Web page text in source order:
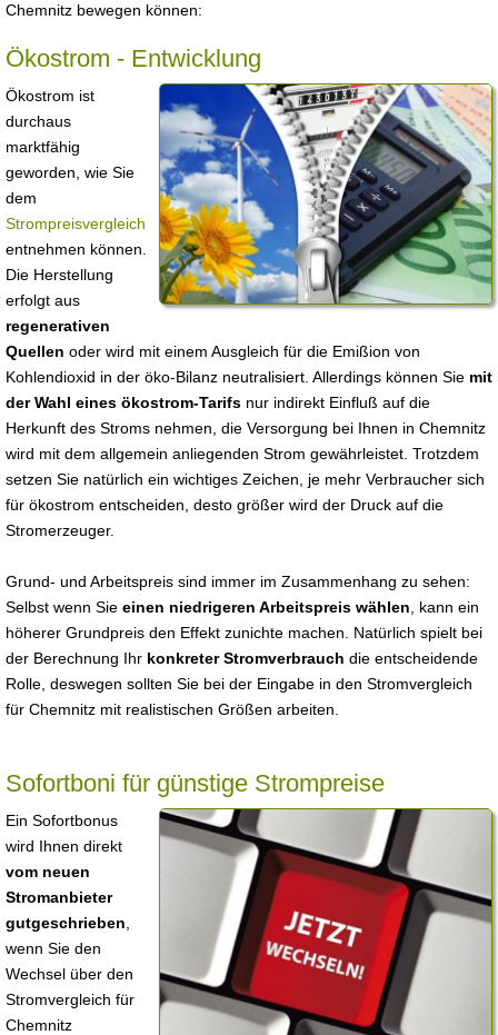
Chemnitz bewegen können:
Ökostrom - Entwicklung
Ökostrom ist
durchaus
marktfähig
geworden, wie Sie
dem
Strompreisvergleich
entnehmen können.
Die Herstellung
erfolgt aus
regenerativen
Quellen oder wird mit einem Ausgleich für die Emißion von
Kohlendioxid in der öko-Bilanz neutralisiert. Allerdings können Sie mit
der Wahl eines ökostrom-Tarifs nur indirekt Einfluß auf die
Herkunft des Stroms nehmen, die Versorgung bei Ihnen in Chemnitz
wird mit dem allgemein anliegenden Strom gewährleistet. Trotzdem
setzen Sie natürlich ein wichtiges Zeichen, je mehr Verbraucher sich
für ökostrom entscheiden, desto größer wird der Druck auf die
Stromerzeuger.
Grund- und Arbeitspreis sind immer im Zusammenhang zu sehen:
Selbst wenn Sie einen niedrigeren Arbeitspreis wählen , kann ein
höherer Grundpreis den Effekt zunichte machen. Natürlich spielt bei
der Berechnung Ihr konkreter Stromverbrauch die entscheidende
Rolle, deswegen sollten Sie bei der Eingabe in den Stromvergleich
für Chemnitz mit realistischen Größen arbeiten.
Sofortboni für günstige Strompreise
Ein Sofortbonus
wird Ihnen direkt
vom neuen
Stromanbieter
gutgeschrieben
wenn Sie den
Wechsel über den
Stromvergleich für
Chemnitz